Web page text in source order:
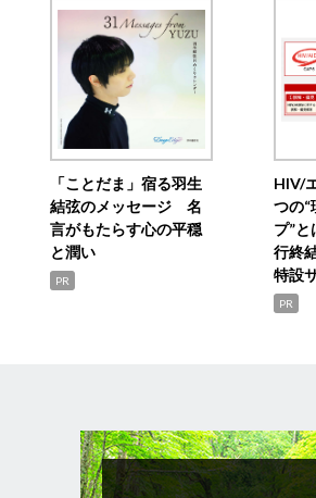
「ことだま」宿る羽生
結弦のメッセージ 名
言がもたらす心の平穏
と潤い
PR
HIV/
つの“
プ”
行終
特設
PR